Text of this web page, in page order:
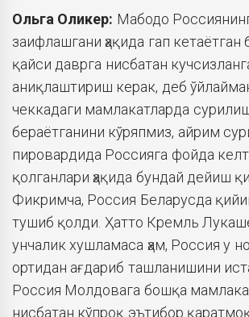
Ольга Оликер: Мабодо
заифлашгани ҳақида гап кетаётган
қайси даврга нисбатан
аниқлаштириш керак, деб
чеккадаги мамлакатларда
бераётганини кўряпмиз, айрим
пировардида Россияга фойда
қолганлари ҳақида бундай дейиш
Фикримча, Россия Беларусда
тушиб қолди. Ҳатто Кремль
унчалик хушламаса ҳам, Россия у
ортидан ағдариб ташланишини
Россия Молдовага бошқа
нисбатан кўпроқ эътибор